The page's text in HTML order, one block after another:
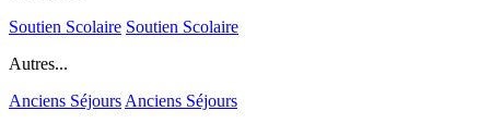
Soutien Scolaire Soutien Scolaire
Autres...
Anciens Séjours Anciens Séjours